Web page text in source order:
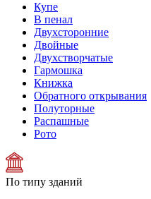
Купе
В пенал
Двухсторонние
Двойные
Двухстворчатые
Гармошка
Книжка
Обратного открывания
Полуторные
Распашные
Рото
По типу зданий